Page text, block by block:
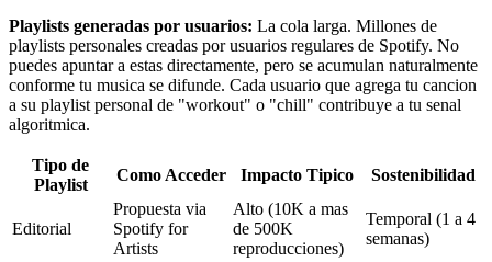
Playlists generadas por usuarios: La cola larga. Millones de
playlists personales creadas por usuarios regulares de Spotify. No
puedes apuntar a estas directamente, pero se acumulan naturalmente
conforme tu musica se difunde. Cada usuario que agrega tu cancion
a su playlist personal de "workout" o "chill" contribuye a tu senal
algoritmica.
Tipo de
Playlist
Como Acceder Impacto Tipico Sostenibilidad
Editorial
Propuesta via
Spotify for
Artists
Alto (10K a mas
de 500K
reproducciones)
Temporal (1 a 4
semanas)